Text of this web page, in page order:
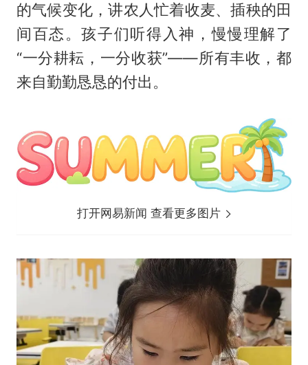
的气候变化，讲农人忙着收麦、插秧的田
间百态。孩子们听得入神，慢慢理解了
“一分耕耘，一分收获”——所有丰收，都
来自勤勤恳恳的付出。
打开网易新闻 查看更多图片